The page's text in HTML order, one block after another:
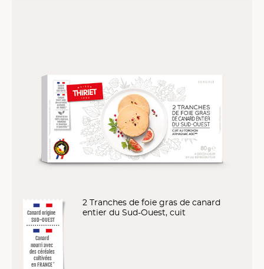
Canard
nourri avec
des céréales
cultivées
en FRANCE*
Canard origine
SUD-OUEST
2 Tranches de foie gras de canard
entier du Sud-Ouest, cuit